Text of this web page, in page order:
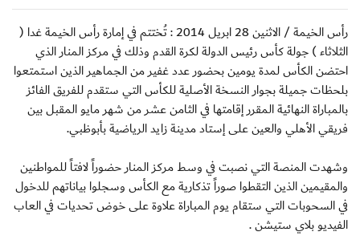
رأس الخيمة / الاثنين 28 ابريل 2014 : تُختتم في إمارة رأس الخيمة غدا (
الثلاثاء ) جولة كأس رئيس الدولة لكرة القدم وذلك في مركز المنار الذي
احتضن الكأس لمدة يومين بحضور عدد غفير من الجماهير الذين استمتعوا
بلحظات جميلة بجوار النسخة الأصلية للكأس التي ستقدم للفريق الفائز
بالمباراة النهائية المقرر إقامتها في الثامن عشر من شهر مايو المقبل بين
فريقي الأهلي والعين على إستاد مدينة زايد الرياضية بأبوظبي.
وشهدت المنصة التي نصبت في وسط مركز المنار حضوراً لافتاً للمواطنين
والمقيمين الذين التقطوا صوراً تذكارية مع الكأس وسجلوا بياناتهم للدخول
في السحوبات التي ستقام يوم المباراة علاوة على خوض تحديات في العاب
الفيديو بلاي ستيشن .